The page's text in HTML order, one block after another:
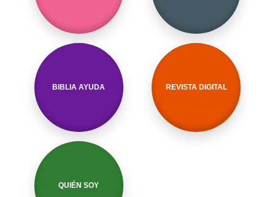
BIBLIA AYUDA REVISTA DIGITAL
QUIÉN SOY